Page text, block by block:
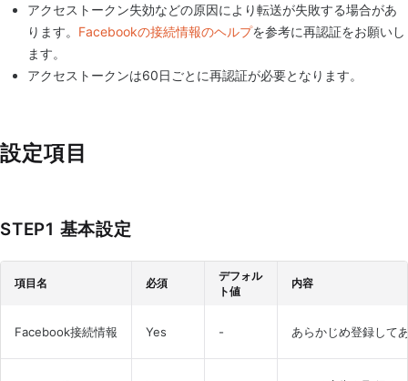
アクセストークン失効などの原因により転送が失敗する場合があ
ります。 Facebookの接続情報のヘルプを参考に再認証をお願いし
ます。
アクセストークンは60日ごとに再認証が必要となります。
設定項目
STEP1 基本設定
項目名 必須
デフォル
ト値
内容
Facebook接続情報 Yes - あらかじめ登録して